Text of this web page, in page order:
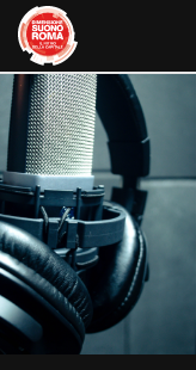
Skip
to
content